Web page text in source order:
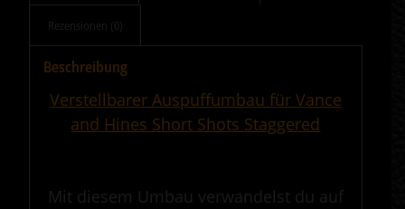
Rezensionen (0)
Beschreibung
Verstellbarer Auspuffumbau für Vance
and Hines Short Shots Staggered
Mit diesem Umbau verwandelst du auf